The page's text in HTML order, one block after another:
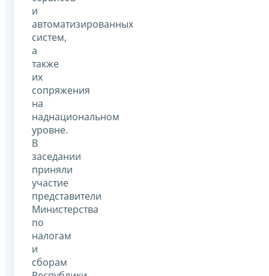
и
автоматизированных
систем,
а
также
их
сопряжения
на
наднациональном
уровне.
В
заседании
приняли
участие
представители
Министерства
по
налогам
и
сборам